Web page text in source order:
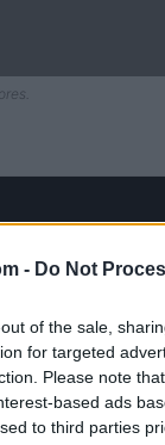
- Do Not
of the sale,
for targeted
Please note
based ads
to third parties